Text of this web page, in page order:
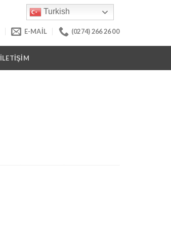
Turkish
E-MAIL (0274) 266 26 00
İLETİŞİM